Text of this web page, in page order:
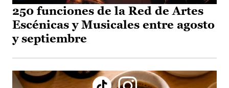
250 funciones de la Red de Artes
Escénicas y Musicales entre agosto
y septiembre